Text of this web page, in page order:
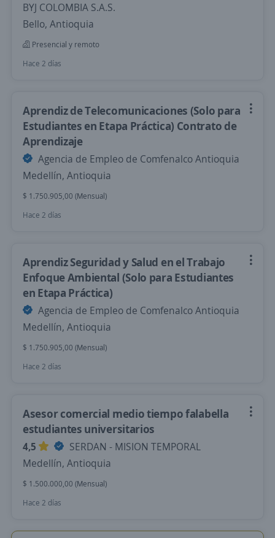
BYJ COLOMBIA S.A.S.
Bello, Antioquia
Presencial y remoto
Hace 2 días
Aprendiz de Telecomunicaciones (Solo para
Estudiantes en Etapa Práctica) Contrato de
Aprendizaje
Agencia de Empleo de Comfenalco Antioquia
Medellín, Antioquia
$ 1.750.905,00 (Mensual)
Hace 2 días
Aprendiz Seguridad y Salud en el Trabajo
Enfoque Ambiental (Solo para Estudiantes
en Etapa Práctica)
Agencia de Empleo de Comfenalco Antioquia
Medellín, Antioquia
$ 1.750.905,00 (Mensual)
Hace 2 días
Asesor comercial medio tiempo falabella
estudiantes universitarios
4,5
SERDAN - MISION TEMPORAL
Medellín, Antioquia
$ 1.500.000,00 (Mensual)
Hace 2 días